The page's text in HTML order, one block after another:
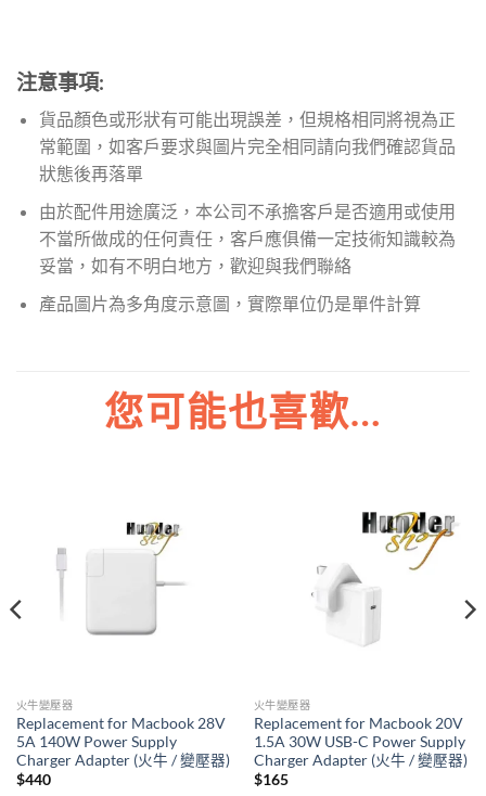
注意事項:
貨品顏色或形狀有可能出現誤差，但規格相同將視為正
常範圍，如客戶要求與圖片完全相同請向我們確認貨品
狀態後再落單
由於配件用途廣泛，本公司不承擔客戶是否適用或使用
不當所做成的任何責任，客戶應俱備一定技術知識較為
妥當，如有不明白地方，歡迎與我們聯絡
產品圖片為多角度示意圖，實際單位仍是單件計算
您可能也喜歡…
火牛變壓器
Replacement for Macbook 28V
5A 140W Power Supply
Charger Adapter (火牛 / 變壓器)
$440
火牛變壓器
Replacement for Macbook 20V
1.5A 30W USB-C Power Supply
Charger Adapter (火牛 / 變壓器)
$165